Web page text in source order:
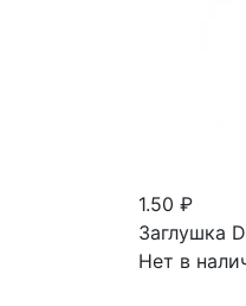
1.50 ₽
Заглушка
Нет в